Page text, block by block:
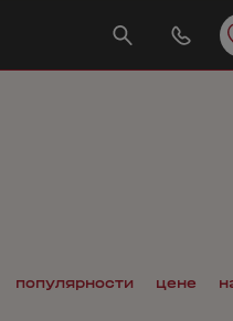
популярности цене